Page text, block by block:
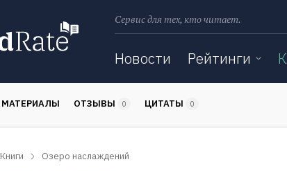
Сервис для тех, кто читает.
Новости Рейтинги
МАТЕРИАЛЫ ОТЗЫВЫ 0 ЦИТАТЫ 0
Книги Озеро наслаждений